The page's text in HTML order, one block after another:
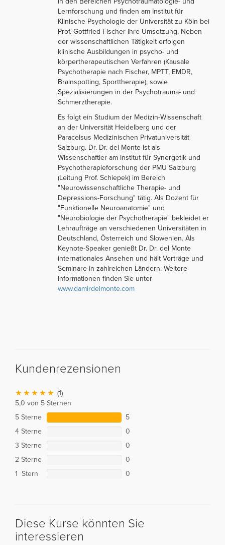
Lernforschung und finden am Institut für
Klinische Psychologie der Universität zu Köln bei
Prof. Gottfried Fischer ihre Umsetzung. Neben
der wissenschaftlichen Tätigkeit erfolgen
klinische Ausbildungen in psycho- und
körpertherapeutischen Verfahren (Kausale
Psychotherapie nach Fischer, MPTT, EMDR,
Brainspotting, Sporttherapie), sowie
Spezialisierungen in der Psychotrauma- und
Schmerztherapie.
Es folgt ein Studium der Medizin-Wissenschaft
an der Universität Heidelberg und der
Paracelsus Medizinischen Privatuniversität
Salzburg. Dr. Dr. del Monte ist als
Wissenschaftler am Institut für Synergetik und
Psychotherapieforschung der PMU Salzburg
(Leitung Prof. Schiepek) im Bereich
"Neurowissenschaftliche Therapie- und
Depressions-Forschung" tätig. Als Dozent für
"Funktionelle Neuroanatomie" und
"Neurobiologie der Psychotherapie" bekleidet er
Lehraufträge an verschiedenen Universitäten in
Deutschland, Österreich und Slowenien. Als
Keynote-Speaker genießt Dr. Dr. del Monte
internationales Ansehen und hält Vorträge und
Seminare in zahlreichen Ländern. Weitere
Informationen finden Sie unter
www.damirdelmonte.com
Kundenrezensionen
(1)
5,0 von 5 Sternen
5 Sterne
5
4 Sterne
0
3 Sterne
0
2 Sterne
0
1 Stern
0
Diese Kurse könnten Sie
interessieren